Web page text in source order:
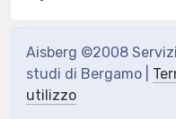
Aisberg ©2008
studi di Bergamo |
utilizzo